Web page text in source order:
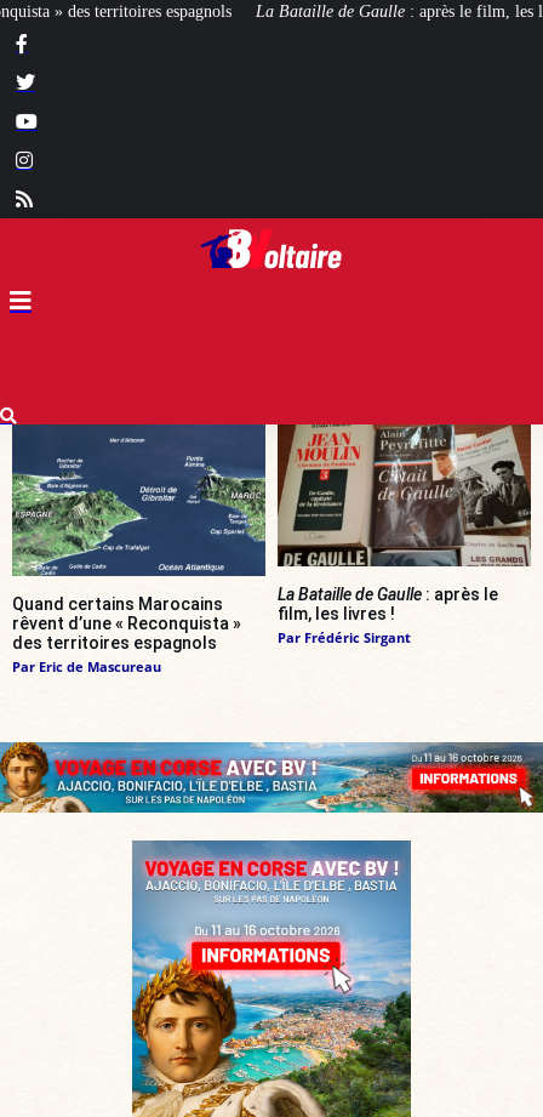
La Bataille de Gaulle: après le film, les livres ! [CINÉMA]De la
Quand certains Marocains
rêvent d’une « Reconquista »
des territoires espagnols
Par Eric de Mascureau
La Bataille de Gaulle : après le
film, les livres !
Par Frédéric Sirgant